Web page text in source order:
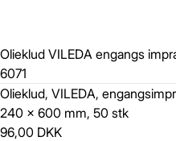
Olieklud VILEDA engangs
6071
Olieklud, VILEDA,
240 x 600 mm, 50 stk
96,00 DKK